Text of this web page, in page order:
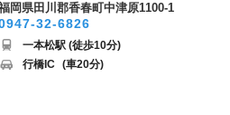
岡県田川郡香春町中津原1100-1
32-6826
一本松駅 (徒歩10分)
行橋IC (車20分)